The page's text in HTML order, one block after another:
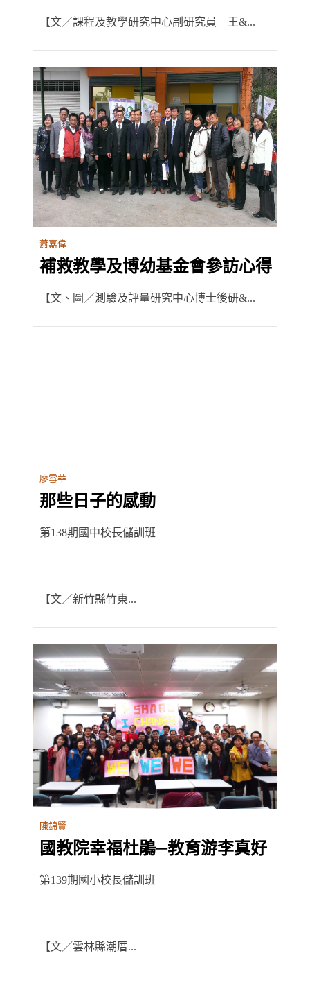
【文／課程及教學研究中心副研究員 王&...
蕭嘉偉
補救教學及博幼基金會參訪心得
【文、圖／測驗及評量研究中心博士後研&...
廖雪華
那些日子的感動
第138期國中校長儲訓班
【文／新竹縣竹東...
陳錦賢
國教院幸福杜鵑─教育游李真好
第139期國小校長儲訓班
【文／雲林縣潮厝...